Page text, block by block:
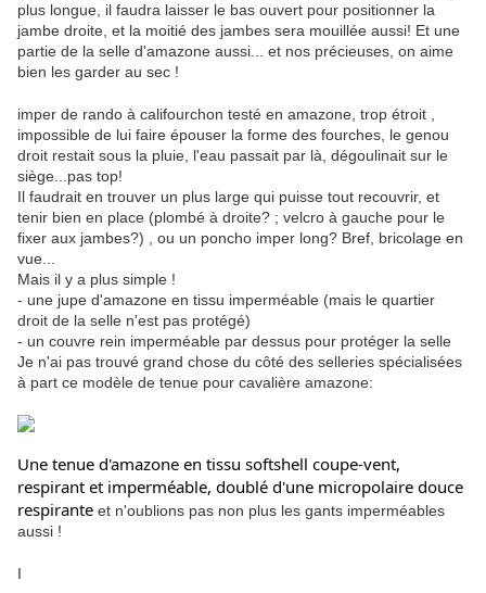
plus longue, il faudra laisser le bas ouvert pour positionner la
jambe droite, et la moitié des jambes sera mouillée aussi! Et une
partie de la selle d'amazone aussi... et nos précieuses, on aime
bien les garder au sec !
imper de rando à califourchon testé en amazone, trop étroit ,
impossible de lui faire épouser la forme des fourches, le genou
droit restait sous la pluie, l'eau passait par là, dégoulinait sur le
siège...pas top!
Il faudrait en trouver un plus large qui puisse tout recouvrir, et
tenir bien en place (plombé à droite? ; velcro à gauche pour le
fixer aux jambes?) , ou un poncho imper long? Bref, bricolage en
vue...
Mais il y a plus simple !
- une jupe d'amazone en tissu imperméable (mais le quartier
droit de la selle n'est pas protégé)
- un couvre rein imperméable par dessus pour protéger la selle
Je n'ai pas trouvé grand chose du côté des selleries spécialisées
à part ce modèle de tenue pour cavalière amazone:
Une tenue d'amazone en tissu softshell coupe-vent,
respirant et imperméable, doublé d'une micropolaire douce
respirante et n'oublions pas non plus les gants imperméables
aussi !
I